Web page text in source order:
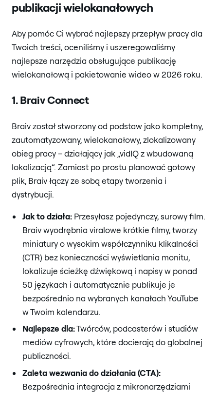
publikacji wielokanałowych
Aby pomóc Ci wybrać najlepszy przepływ pracy dla
Twoich treści, oceniliśmy i uszeregowaliśmy
najlepsze narzędzia obsługujące publikację
wielokanałową i pakietowanie wideo w 2026 roku.
1. Braiv Connect
Braiv został stworzony od podstaw jako kompletny,
zautomatyzowany, wielokanałowy, zlokalizowany
obieg pracy – działający jak „vidIQ z wbudowaną
lokalizacją”. Zamiast po prostu planować gotowy
plik, Braiv łączy ze sobą etapy tworzenia i
dystrybucji.
Jak to działa: Przesyłasz pojedynczy, surowy film.
Braiv wyodrębnia viralowe krótkie filmy, tworzy
miniatury o wysokim współczynniku klikalności
(CTR) bez konieczności wyświetlania monitu,
lokalizuje ścieżkę dźwiękową i napisy w ponad
50 językach i automatycznie publikuje je
bezpośrednio na wybranych kanałach YouTube
w Twoim kalendarzu.
Najlepsze dla:Twórców, podcasterów i studiów
mediów cyfrowych, które docierają do globalnej
publiczności.
Zaleta wezwania do działania (CTA):
Bezpośrednia integracja z mikronarzędziami